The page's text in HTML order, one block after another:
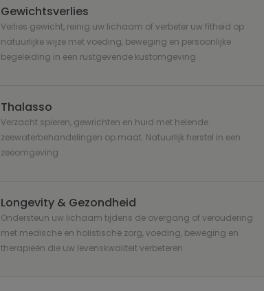
Gewichtsverlies
Verlies gewicht, reinig uw lichaam of verbeter uw fitheid op
natuurlijke wijze met voeding, beweging en persoonlijke
begeleiding in een rustgevende kustomgeving
Thalasso
Verzacht spieren, gewrichten en huid met helende
zeewaterbehandelingen op maat. Natuurlijk herstel in een
zeeomgeving
Longevity & Gezondheid
Ondersteun uw lichaam tijdens de overgang of veroudering
met medische en holistische zorg, voeding, beweging en
therapieën die uw levenskwaliteit verbeteren